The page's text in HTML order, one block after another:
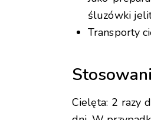
śluzówki
Transporty
Cielęta: 2 razy